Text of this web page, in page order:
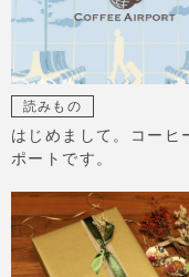
読みもの
はじめまして。コーヒ
ポートです。